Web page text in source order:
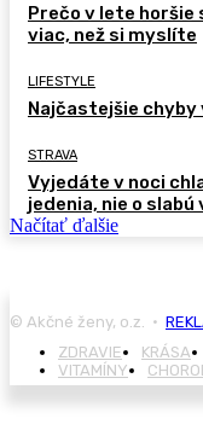
Prečo v lete horšie
viac, než si myslíte
LIFESTYLE
Najčastejšie
STRAVA
Vyjedáte v noci
jedenia, nie o slabú
Načítať ďalšie
© Akčné ženy, o.z. •
ZDRAVIE
KRÁSA
VITAMÍNY